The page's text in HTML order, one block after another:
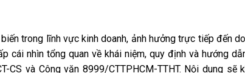
trong lĩnh vực kinh doanh, ảnh hưởng trực tiếp đến
cái nhìn tổng quan về khái niệm, quy định và hướng
CS và Công văn 8999/CTTPHCM-TTHT. Nội dung sẽ